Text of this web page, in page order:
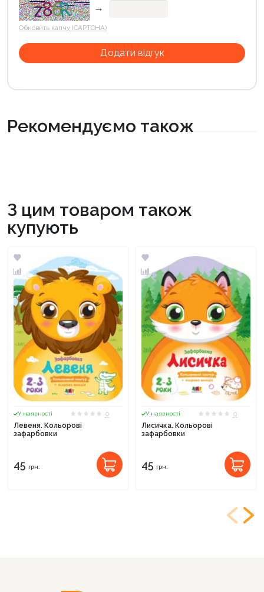
→
Обновить капчу (CAPTCHA)
Рекомендуємо також
З цим товаром також
купують
У наявності
0
Левеня. Кольорові
зафарбовки
45 грн.
У наявності
0
Лисичка. Кольорові
зафарбовки
45 грн.